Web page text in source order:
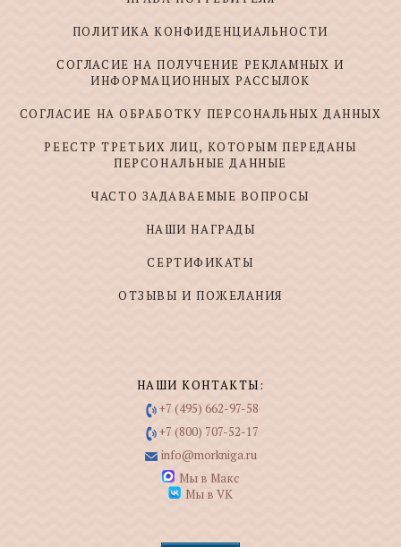
ПОЛИТИКА КОНФИДЕНЦИАЛЬНОСТИ
СОГЛАСИЕ НА ПОЛУЧЕНИЕ РЕКЛАМНЫХ И
ИНФОРМАЦИОННЫХ РАССЫЛОК
СОГЛАСИЕ НА ОБРАБОТКУ ПЕРСОНАЛЬНЫХ ДАННЫХ
РЕЕСТР ТРЕТЬИХ ЛИЦ, КОТОРЫМ ПЕРЕДАНЫ
ПЕРСОНАЛЬНЫЕ ДАННЫЕ
ЧАСТО ЗАДАВАЕМЫЕ ВОПРОСЫ
НАШИ НАГРАДЫ
СЕРТИФИКАТЫ
ОТЗЫВЫ И ПОЖЕЛАНИЯ
НАШИ КОНТАКТЫ:
+7 (495) 662-97-58
+7 (800) 707-52-17
info@morkniga.ru
Мы в Макс
Мы в VK